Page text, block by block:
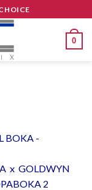
0
BOKA -
x GOLDWYN
2